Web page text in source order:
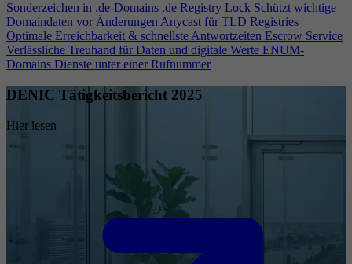
Sonderzeichen in .de-Domains .de Registry Lock Schützt wichtige
Domaindaten vor ÄnderungenAnycast für TLD Registries
Optimale Erreichbarkeit & schnellste Antwortzeiten Escrow Service
Verlässliche Treuhand für Daten und digitale Werte ENUM-
Domains Dienste unter einer Rufnummer
DENIC Tätigkeitsbericht 2025
Hier lesen